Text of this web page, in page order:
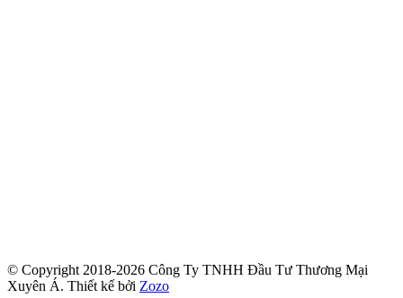
© Copyright 2018-2026 Công Ty TNHH Đầu Tư Thương Mại
Xuyên Á. Thiết kế bởi Zozo